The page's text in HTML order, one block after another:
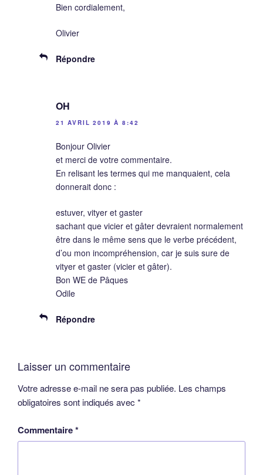
Bien cordialement,
Olivier
Répondre
OH
21 AVRIL 2019 À 8:42
Bonjour Olivier
et merci de votre commentaire.
En relisant les termes qui me manquaient, cela
donnerait donc :
estuver, vityer et gaster
sachant que vicier et gâter devraient normalement
être dans le même sens que le verbe précédent,
d’ou mon incompréhension, car je suis sure de
vityer et gaster (vicier et gâter).
Bon WE de Pâques
Odile
Répondre
Laisser un commentaire
Votre adresse e-mail ne sera pas publiée. Les champs
obligatoires sont indiqués avec *
Commentaire*